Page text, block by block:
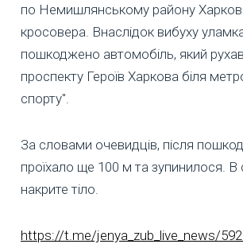
по Немишлянському району
кросовера. Внаслідок вибуху
пошкоджено автомобіль, який
проспекту Героїв Харкова біля
спорту".
За словами очевидців, після
проїхало ще 100 м та зупинилося. В
накрите тіло.
https://t.me/jenya_zub_live_news/